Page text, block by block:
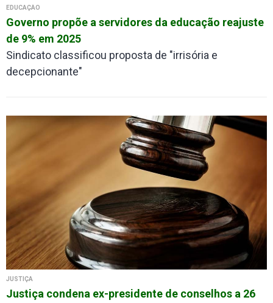
EDUCAÇÃO
Governo propõe a servidores da educação reajuste
de 9% em 2025
Sindicato classificou proposta de "irrisória e
decepcionante"
JUSTIÇA
Justiça condena ex-presidente de conselhos a 26